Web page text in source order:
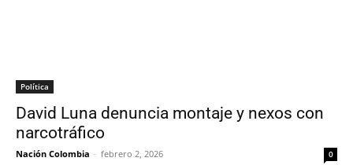
Política
David Luna denuncia montaje y nexos con
narcotráfico
Nación Colombia - febrero 2, 2026 0